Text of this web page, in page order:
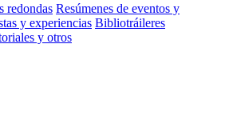
redondas Resúmenes de eventos y
y experiencias Bibliotráileres
y otros